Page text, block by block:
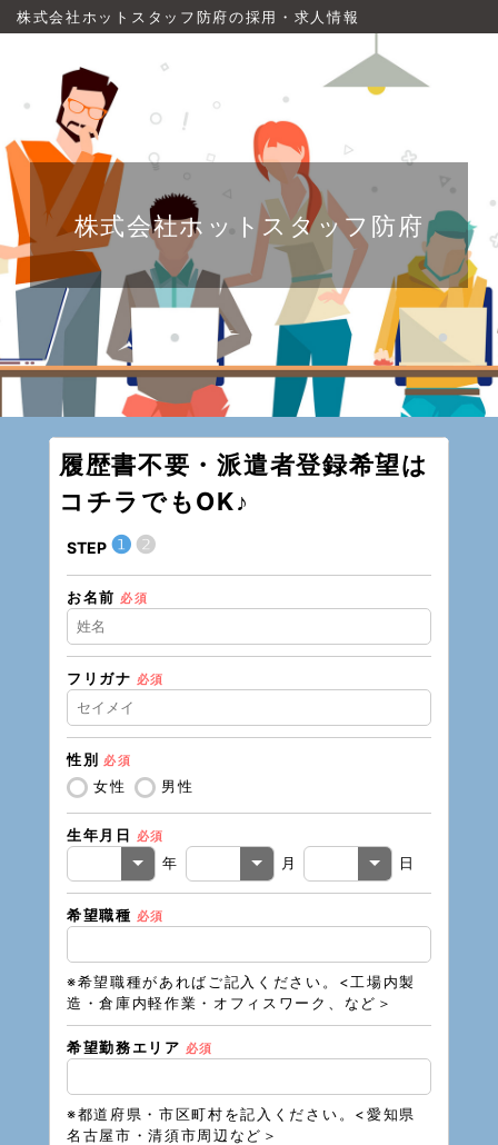
株式会社ホットスタッフ防府の採用・求人情報
株式会社ホットスタッフ防府
履歴書不要・派遣者登録希望は
コチラでもOK♪
STEP ❶❷
お名前 必須
フリガナ 必須
性別 必須
女性 男性
生年月日 必須
年 月 日
希望職種 必須
※希望職種があればご記入ください。<工場内製
造・倉庫内軽作業・オフィスワーク、など＞
希望勤務エリア 必須
※都道府県・市区町村を記入ください。<愛知県
名古屋市・清須市周辺など＞